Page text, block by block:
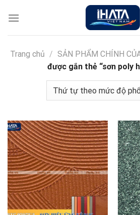
đến
Trang chủ / SẢN PHẨM CHÍNH
được gắn thẻ “sơn poly